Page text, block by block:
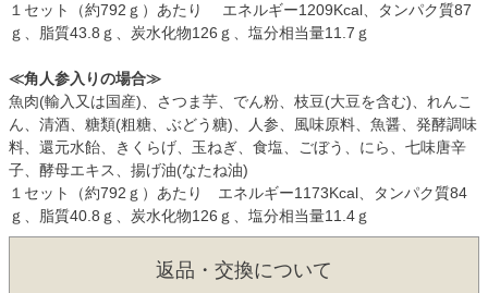
１セット（約792ｇ）あたり エネルギー1209Kcal、タンパク質87
ｇ、脂質43.8ｇ、炭水化物126ｇ、塩分相当量11.7ｇ
≪角人参入りの場合≫
魚肉(輸入又は国産)、さつま芋、でん粉、枝豆(大豆を含む)、れんこ
ん、清酒、糖類(粗糖、ぶどう糖)、人参、風味原料、魚醤、発酵調味
料、還元水飴、きくらげ、玉ねぎ、食塩、ごぼう、にら、七味唐辛
子、酵母エキス、揚げ油(なたね油)
１セット（約792ｇ）あたり エネルギー1173Kcal、タンパク質84
ｇ、脂質40.8ｇ、炭水化物126ｇ、塩分相当量11.4ｇ
返品・交換について